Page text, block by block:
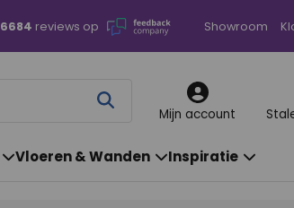
6684 reviews op Showroom
Annuleren
Mijn account
Vloeren & Wanden Inspiratie